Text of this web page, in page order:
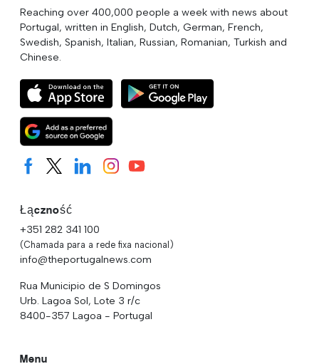
Reaching over 400,000 people a week with news about
Portugal, written in English, Dutch, German, French,
Swedish, Spanish, Italian, Russian, Romanian, Turkish and
Chinese.
Łączność
+351 282 341 100
(Chamada para a rede fixa nacional)
info@theportugalnews.com
Rua Municipio de S Domingos
Urb. Lagoa Sol, Lote 3 r/c
8400-357 Lagoa - Portugal
Menu